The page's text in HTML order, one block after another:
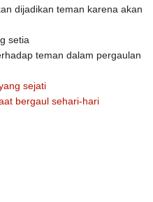
dijadikan teman karena akan
setia
teman dalam pergaulan
sejati
bergaul sehari-hari